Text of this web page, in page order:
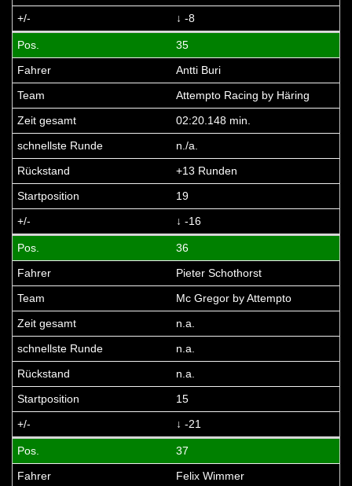
↓ -8
35
Antti Buri
Attempto Racing by Häring
02:20.148 min.
n./a.
+13 Runden
19
↓ -16
36
Pieter Schothorst
Mc Gregor by Attempto
n.a.
n.a.
n.a.
15
↓ -21
37
Felix Wimmer